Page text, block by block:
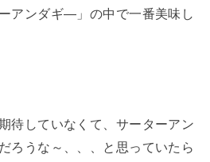
アンダギ―」の中で一番美味し
待していなくて、サーターアン
ろうな～、、、と思っていたら